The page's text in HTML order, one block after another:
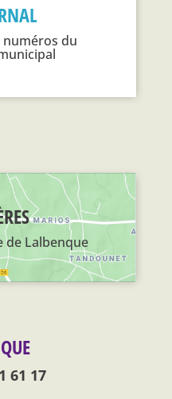
numéros du
de Lalbenque
61 17